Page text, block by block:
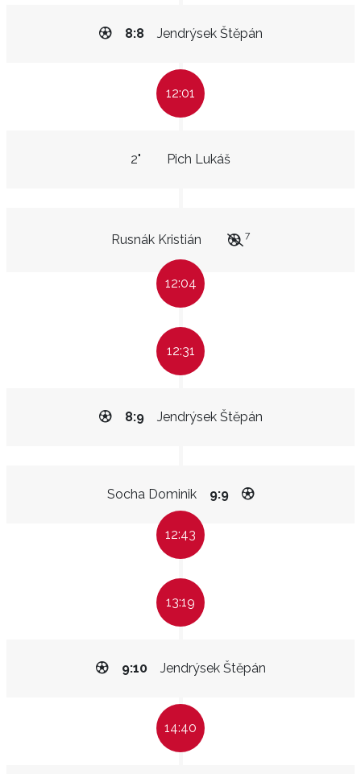
Jendrýsek Štěpán
8:8
12:01
Pich Lukáš
2"
Rusnák Kristián 7
12:04
12:31
Jendrýsek Štěpán
8:9
Socha Dominik 9:9
12:43
13:19
Jendrýsek Štěpán
9:10
14:40